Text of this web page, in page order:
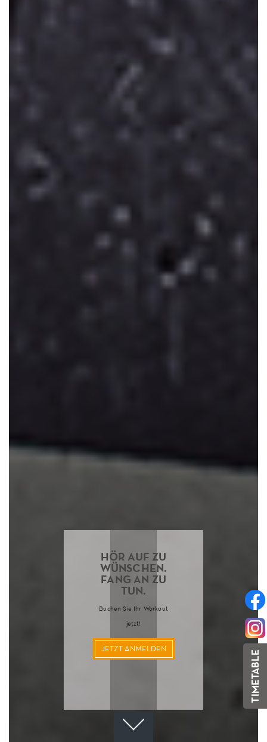
TIMETABLE
HÖR AUF ZU
WÜNSCHEN.
FANG AN ZU
TUN.
Buchen Sie Ihr Workout
jetzt!
JETZT ANMELDEN